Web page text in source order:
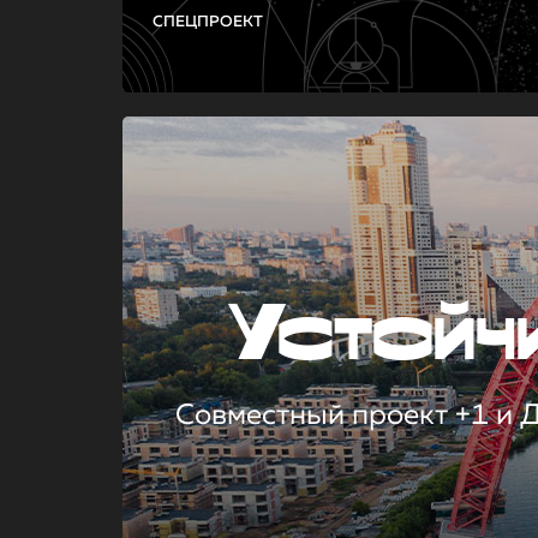
СПЕЦПРОЕКТ
Совместный проект +1 и